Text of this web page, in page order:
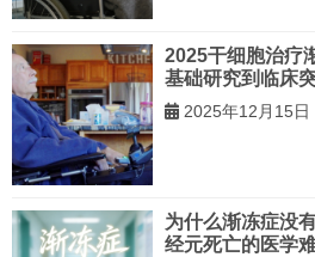
2025干细胞治疗
基础研究到临床
2025年12月15日
为什么渐冻症没
经元死亡的医学